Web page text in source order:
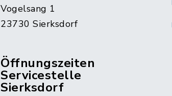
Vogelsang 1
23730 Sierksdorf
Öffnungszeiten
Servicestelle
Sierksdorf